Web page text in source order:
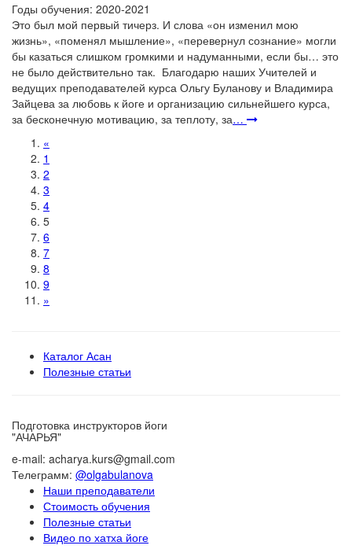
Годы обучения: 2020-2021
Это был мой первый тичерз. И слова «он изменил мою
жизнь», «поменял мышление», «перевернул сознание» могли
бы казаться слишком громкими и надуманными, если бы… это
не было действительно так. Благодарю наших Учителей и
ведущих преподавателей курса Ольгу Буланову и Владимира
Зайцева за любовь к йоге и организацию сильнейшего курса,
за бесконечную мотивацию, за теплоту, за…
«
1
2
3
4
5
6
7
8
9
»
Каталог Асан
Полезные статьи
Подготовка инструкторов йоги
"АЧАРЬЯ"
e-mail: acharya.kurs@gmail.com
Телеграмм: @olgabulanova
Наши преподаватели
Стоимость обучения
Полезные статьи
Видео по хатха йоге